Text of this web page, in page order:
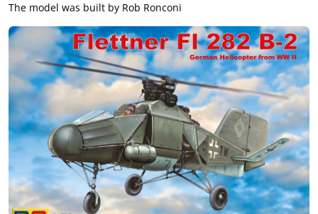
The model was built by Rob Ronconi